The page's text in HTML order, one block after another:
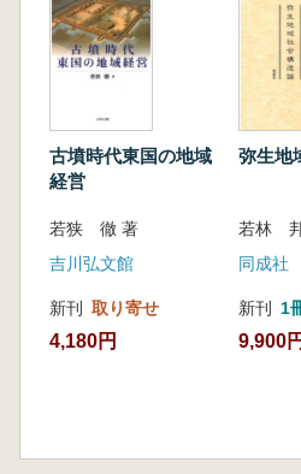
幡/大安寺灌頂幡の由来/
る幡の変質/「大安寺」成立
背景Ⅰ/「大安寺」成立
第三章 大安寺の基本財産
大安寺の仏たち/リスト
則/仏像リスト修正私案/<仏
鷲山繍仏図」の安置方法/「
繍仏図」の史的評価/天
それを囲む仏像群/大安
世界/古代寺院金堂の本尊/金
本尊は天智天皇の発願
かⅠ/金堂本尊はもと大
Ⅱ/仏像以外に飛鳥藤原京
古墳時代東国の地域
経営
若狭 徹 著
吉川弘文館
新刊 取り寄せ
4,180円
弥生地
若林
同成社
新刊 1
9,900円